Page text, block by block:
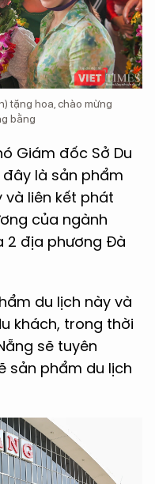
tặng hoa, chào mừng
bằng
Giám đốc Sở Du
là sản phẩm
liên kết phát
của ngành
2 địa phương Đà
du lịch này và
khách, trong thời
sẽ tuyên
sản phẩm du lịch